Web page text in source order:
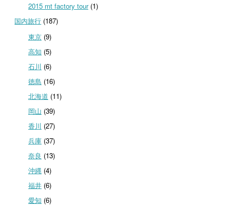
2015 mt factory tour(1)
国内旅行 (187)
東京(9)
高知 (5)
石川 (6)
徳島 (16)
北海道 (11)
岡山 (39)
香川 (27)
兵庫(37)
奈良 (13)
沖縄 (4)
福井(6)
愛知 (6)